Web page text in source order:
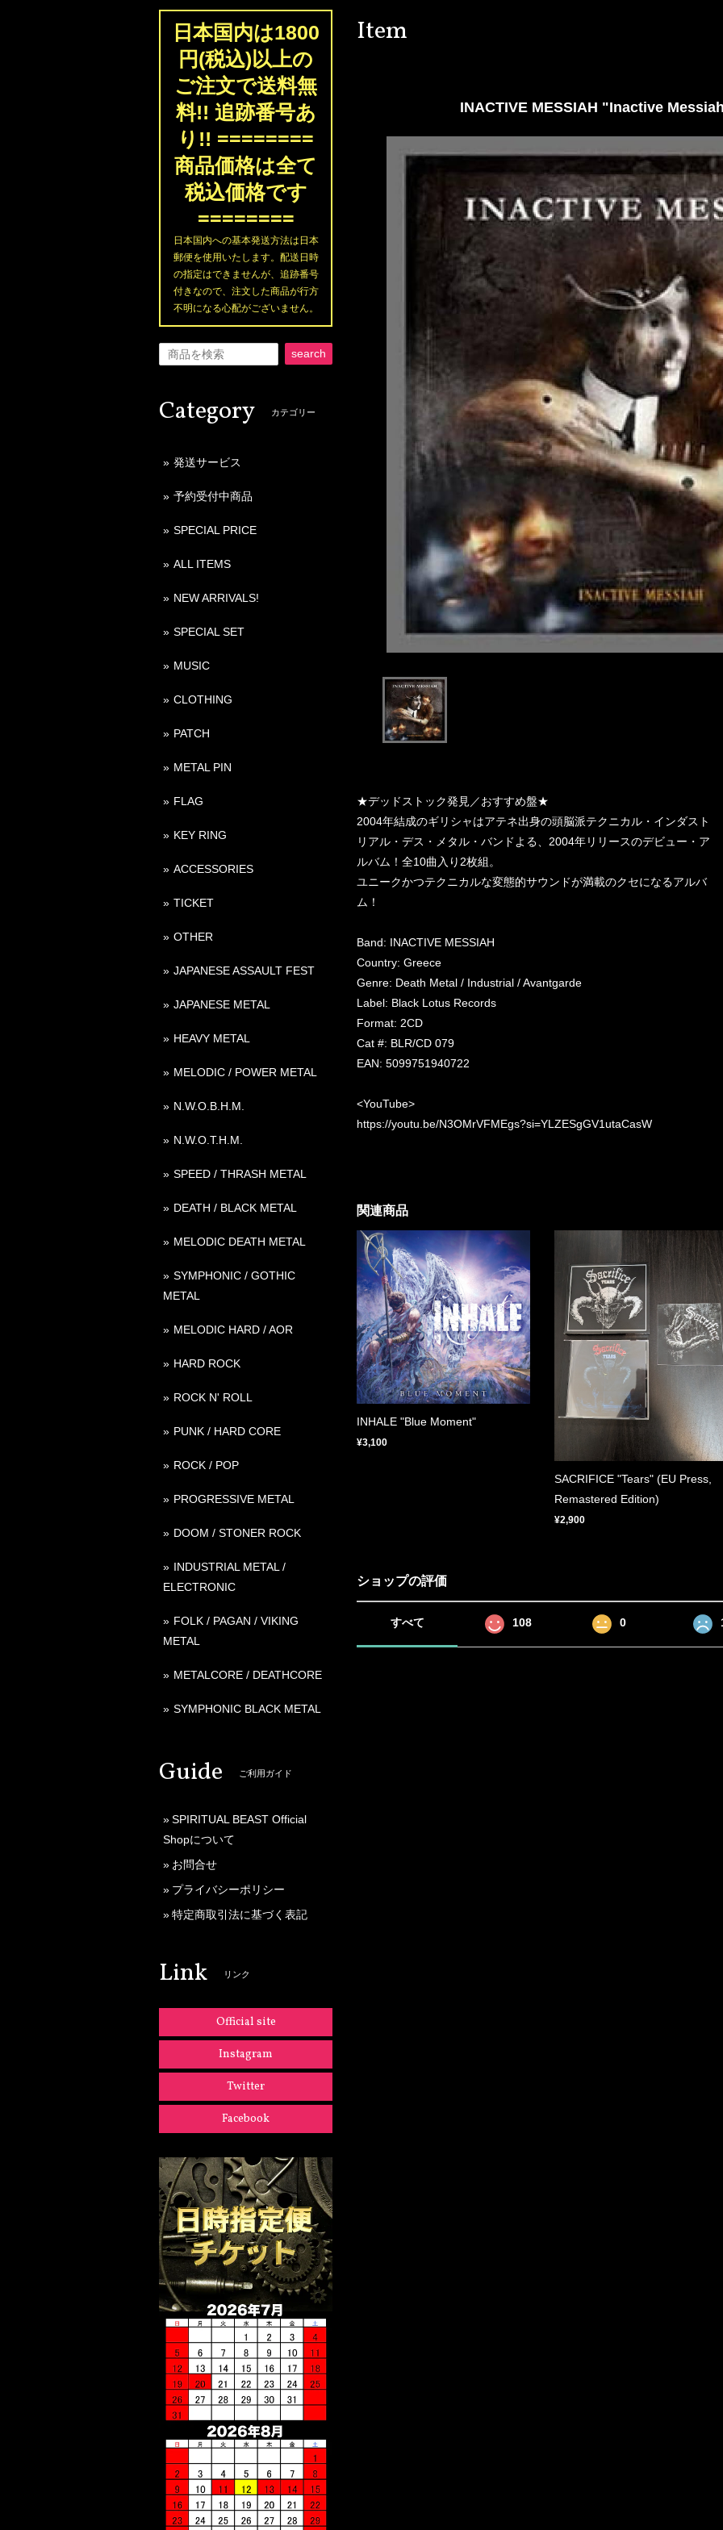
Item
INACTIVE MESSIAH "Inactive
★デッドストック発見／おすすめ盤★
2004年結成のギリシャはアテネ出身の頭脳派テクニカル・インダスト
リアル・デス・メタル・バンドよる、2004年リリースのデビュー・ア
ルバム！全10曲入り2枚組。
ユニークかつテクニカルな変態的サウンドが満載のクセになるアルバ
ム！
Band: INACTIVE MESSIAH
Country: Greece
Genre: Death Metal / Industrial / Avantgarde
Label: Black Lotus Records
Format: 2CD
Cat #: BLR/CD 079
EAN: 5099751940722
<YouTube>
https://youtu.be/N3OMrVFMEgs?si=YLZESgGV1utaCasW
関連商品
INHALE "Blue Moment"
¥3,100
SACRIFICE "Tears" (EU Press,
Remastered Edition)
¥2,900
ショップの評価
すべて 108 0
日本国内は1800
円(税込)以上の
ご注文で送料無
料!! 追跡番号あ
り!! ========
商品価格は全て
税込価格です
========
日本国内への基本発送方法は日本
郵便を使用いたします。配送日時
の指定はできませんが、追跡番号
付きなので、注文した商品が行方
不明になる心配がございません。
search
Category カテゴリー
発送サービス
予約受付中商品
SPECIAL PRICE
ALL ITEMS
NEW ARRIVALS!
SPECIAL SET
MUSIC
CLOTHING
PATCH
METAL PIN
FLAG
KEY RING
ACCESSORIES
TICKET
OTHER
JAPANESE ASSAULT FEST
JAPANESE METAL
HEAVY METAL
MELODIC / POWER METAL
N.W.O.B.H.M.
N.W.O.T.H.M.
SPEED / THRASH METAL
DEATH / BLACK METAL
MELODIC DEATH METAL
SYMPHONIC / GOTHIC
METAL
MELODIC HARD / AOR
HARD ROCK
ROCK N' ROLL
PUNK / HARD CORE
ROCK / POP
PROGRESSIVE METAL
DOOM / STONER ROCK
INDUSTRIAL METAL /
ELECTRONIC
FOLK / PAGAN / VIKING
METAL
METALCORE / DEATHCORE
SYMPHONIC BLACK METAL
Guide ご利用ガイド
SPIRITUAL BEAST Official
Shopについて
お問合せ
プライバシーポリシー
特定商取引法に基づく表記
Link リンク
Official site
Instagram
Twitter
Facebook